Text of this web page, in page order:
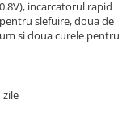
incarcatorul rapid
slefuire, doua de
si doua curele pentru
zile